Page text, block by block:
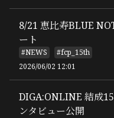
8/21 恵比寿BLUE
ート
#NEWS
#fcp_15th
2026/06/02 12:01
DIGA:ONLINE 結成
ンタビュー公開